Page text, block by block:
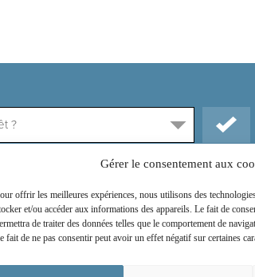
Gérer le consentement aux
offrir les meilleures expériences, nous utilisons des
et/ou accéder aux informations des appareils. Le fait de
de traiter des données telles que le comportement de
fait de ne pas consentir peut avoir un effet négatif sur certaines
?
Rejoignez-nous sur :